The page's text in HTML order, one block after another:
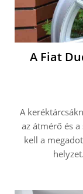
A Fiat
A
az átmérő és
kell a